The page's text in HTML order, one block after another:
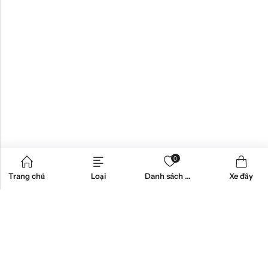
Trang chủ Loại
0
Danh sách mong muốn Xe đẩy